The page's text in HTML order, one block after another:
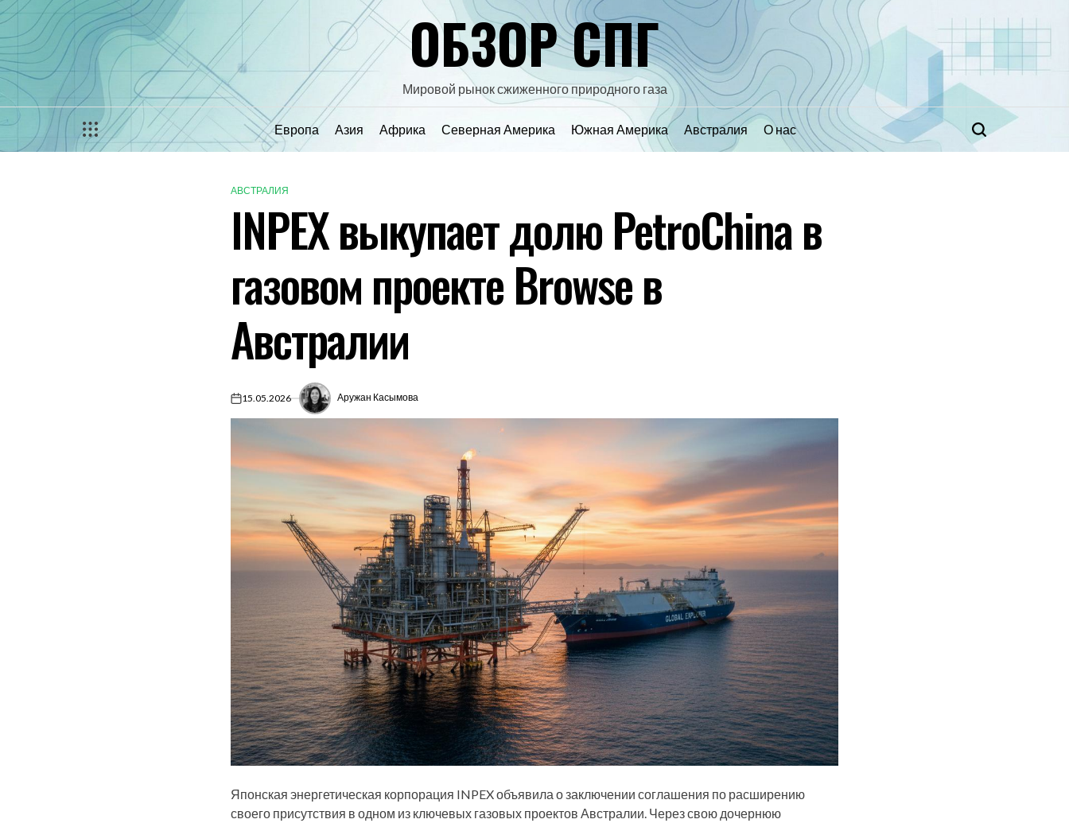
Перейти
к
содержимому
ОБЗОР СПГ
Мировой рынок сжиженного природного газа
Европа Азия Африка Северная Америка Южная Америка Австралия О нас Поиск
ОПУБЛИКОВАНО
В
АВСТРАЛИЯ
INPEX выкупает долю PetroChina в
газовом проекте Browse в
Австралии
on15.05.2026 Аружан Касымова
Японская энергетическая корпорация INPEX объявила о заключении соглашения по расширению
своего присутствия в одном из ключевых газовых проектов Австралии. Через свою дочернюю